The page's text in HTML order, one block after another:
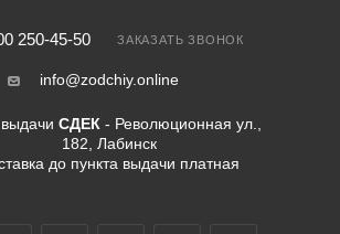
250-45-50 ЗАКАЗАТЬ ЗВОНОК
info@zodchiy.online
СДЕК - Революционная ул.,
182, Лабинск
до пункта выдачи платная